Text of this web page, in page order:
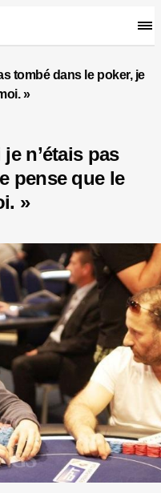
tombé dans le poker, je
»
n’étais pas
pense que le
»